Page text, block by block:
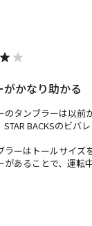
がかなり助かる
のタンブラーは以前
STAR BACKSのビバ
ラーはトールサイズ
があることで、運転
造上やむを得ないで
入れての移動はしな